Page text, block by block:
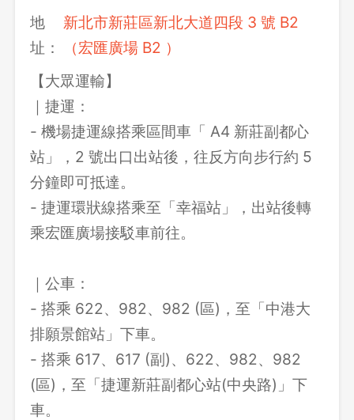
地
址：
新北市新莊區新北大道四段 3 號 B2
（宏匯廣場 B2 ）
【大眾運輸】
｜捷運：
- 機場捷運線搭乘區間車「 A4 新莊副都心
站」，2 號出口出站後，往反方向步行約 5
分鐘即可抵達。
- 捷運環狀線搭乘至「幸福站」，出站後轉
乘宏匯廣場接駁車前往。
｜公車：
- 搭乘 622、982、982 (區)，至「中港大
排願景館站」下車。
- 搭乘 617、617 (副)、622、982、982
(區)，至「捷運新莊副都心站(中央路)」下
車。